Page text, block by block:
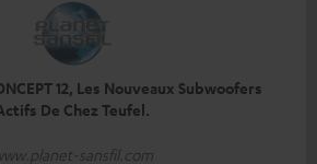
12, Les Nouveaux Subwoofers
De Chez Teufel.
sansfil.com